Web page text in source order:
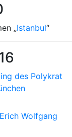
„Istanbul“
des Polykrat
Erich Wolfgang